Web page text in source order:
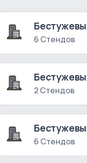
6 Стендов
2 Стендов
6 Стендов